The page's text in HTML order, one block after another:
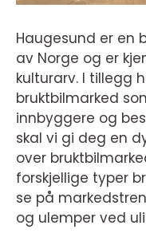
Haugesund er en
av Norge og er
kulturarv. I tillegg
bruktbilmarked
innbyggere og
skal vi gi deg en
over
forskjellige typer
se på
og ulemper ved